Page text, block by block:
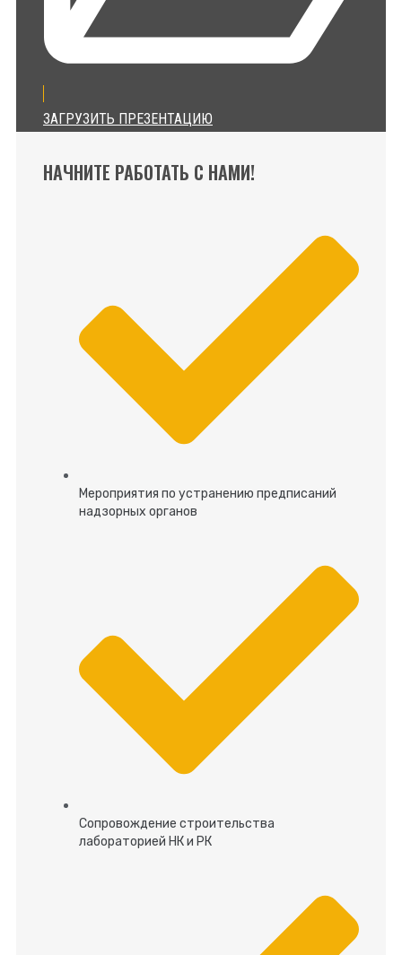
ЗАГРУЗИТЬ ПРЕЗЕНТАЦИЮ
НАЧНИТЕ РАБОТАТЬ С НАМИ!
Мероприятия по устранению предписаний
надзорных органов
Сопровождение строительства
лабораторией НК и РК